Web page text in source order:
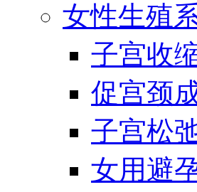
女性生殖
子宫收
促宫颈
子宫松
女用避